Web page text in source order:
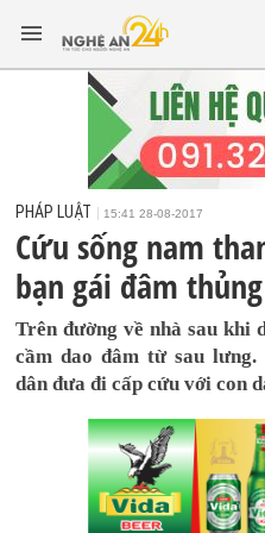
PHÁP LUẬT 15:41 28-08-2017
Cứu sống nam
bạn gái đâm
Trên đường về nhà sau khi
cầm dao đâm từ sau
dân đưa đi cấp cứu với con